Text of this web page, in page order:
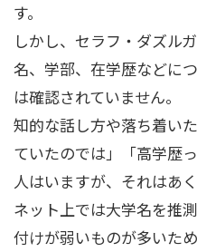
す。
しかし、セラフ・ダズル
名、学部、在学歴などに
は確認されていません。
知的な話し方や落ち着い
ていたのでは」「高学歴
人はいますが、それはあ
ネット上では大学名を推
付けが弱いものが多いた